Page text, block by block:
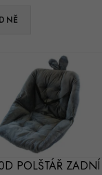
POLŠTÁŘ ZADNÍ